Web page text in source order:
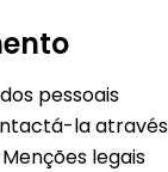
pessoais
la através
legais